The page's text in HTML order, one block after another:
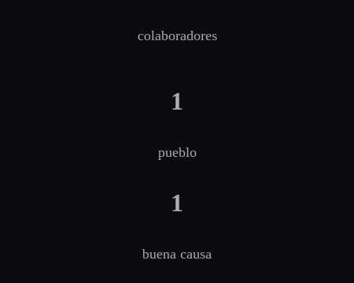
colaboradores
1
pueblo
1
buena causa